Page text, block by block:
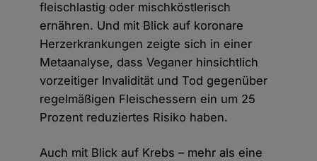
fleischlastig oder mischköstlerisch
ernähren. Und mit Blick auf koronare
Herzerkrankungen zeigte sich in einer
Metaanalyse, dass Veganer hinsichtlich
vorzeitiger Invalidität und Tod gegenüber
regelmäßigen Fleischessern ein um 25
Prozent reduziertes Risiko haben.
Auch mit Blick auf Krebs – mehr als eine